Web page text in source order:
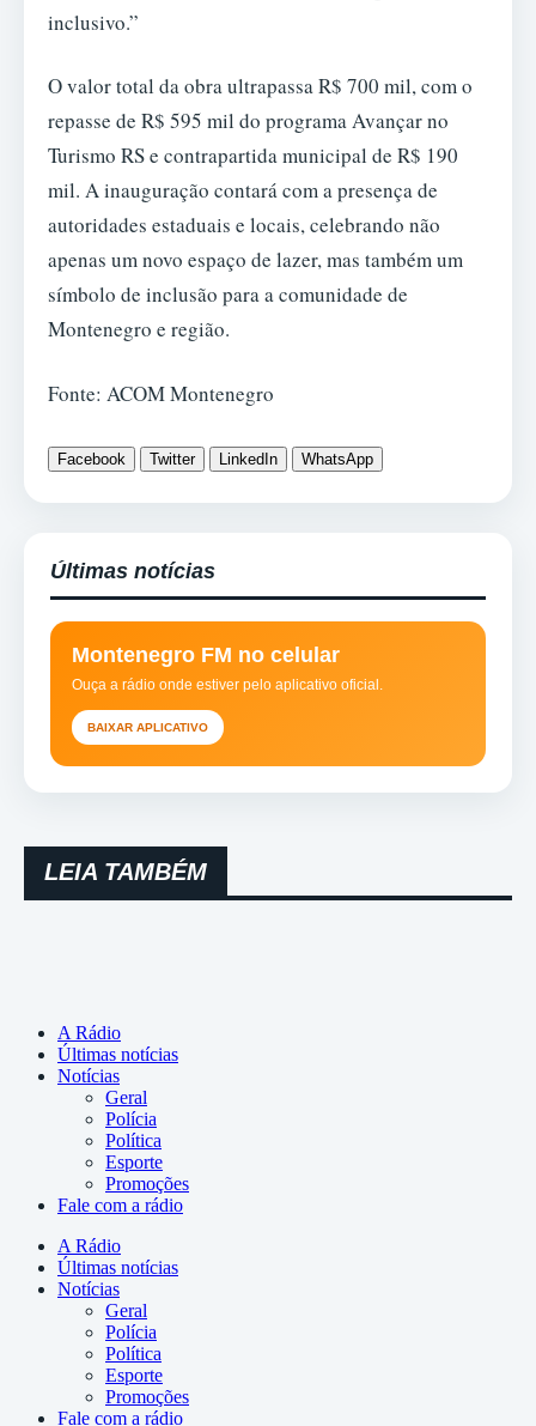
inclusivo.”
O valor total da obra ultrapassa R$ 700 mil, com o
repasse de R$ 595 mil do programa Avançar no
Turismo RS e contrapartida municipal de R$ 190
mil. A inauguração contará com a presença de
autoridades estaduais e locais, celebrando não
apenas um novo espaço de lazer, mas também um
símbolo de inclusão para a comunidade de
Montenegro e região.
Fonte: ACOM Montenegro
Facebook Twitter LinkedIn WhatsApp
Últimas notícias
Montenegro FM no celular
Ouça a rádio onde estiver pelo aplicativo oficial.
BAIXAR APLICATIVO
LEIA TAMBÉM
A Rádio
Últimas notícias
Notícias
Geral
Polícia
Política
Esporte
Promoções
Fale com a rádio
A Rádio
Últimas notícias
Notícias
Geral
Polícia
Política
Esporte
Promoções
Fale com a rádio